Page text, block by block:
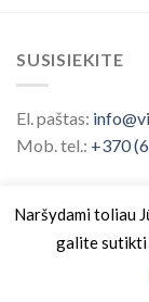
SUSISIEKITE
El. paštas:
Mob. tel.: +370
Prekės
Naršydami toliau
galite sutikti